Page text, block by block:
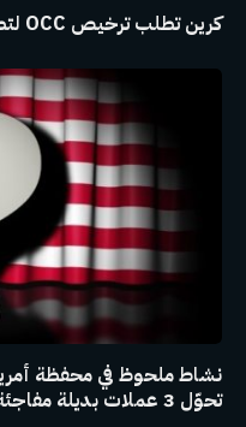
كرين تطلب ترخيص OCC لتصبح بنكًا رقميًا فيدراليًا
نشاط ملحوظ في محفظة
تحوّل 3 عملات بديلة مفاجئة!